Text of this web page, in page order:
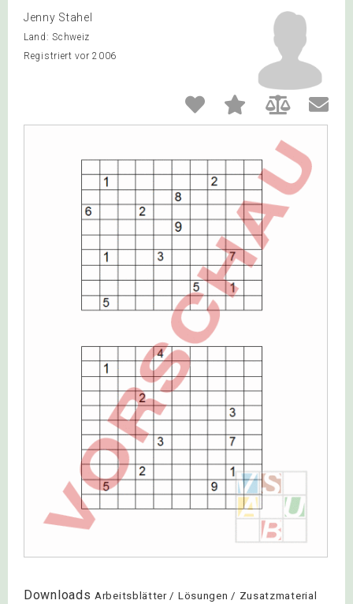
Jenny Stahel
Land: Schweiz
Registriert vor 2006
Downloads Arbeitsblätter / Lösungen / Zusatzmaterial